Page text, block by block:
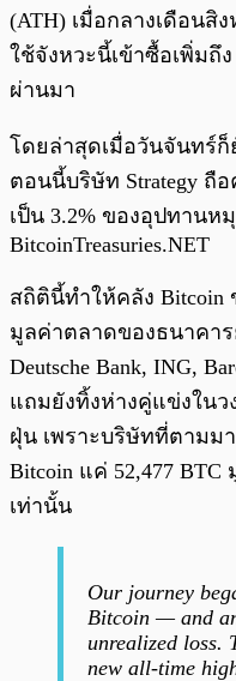
(ATH) เมื่อกลางเดือนสิ
ใช้จังหวะนี้เข้าซื้อเพิ่มถึ
ผ่านมา
โดยล่าสุดเมื่อวันจันทร์ก็
ตอนนี้บริษัท Strategy ถือ
เป็น 3.2% ของอุปทานห
BitcoinTreasuries.NET
สถิตินี้ทำให้คลัง Bitcoin
มูลค่าตลาดของธนาคา
Deutsche Bank, ING,
แถมยังทิ้งห่างคู่แข่งใน
ฝุ่น เพราะบริษัทที่ตามมา
Bitcoin แค่ 52,477
เท่านั้น
Our journey
Bitcoin — and
unrealized loss.
new all-time